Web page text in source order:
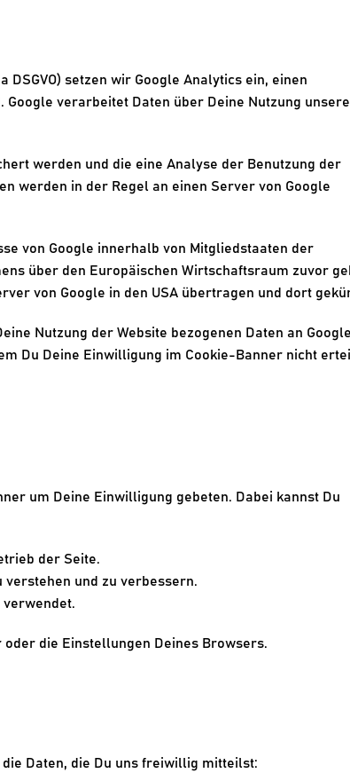
setzen wir Google Analytics ein, einen
Google verarbeitet Daten über Deine Nutzung
werden und die eine Analyse der Benutzung der
werden in der Regel an einen Server von Google
von Google innerhalb von Mitgliedstaaten der
über den Europäischen Wirtschaftsraum zuvor
von Google in den USA übertragen und dort
Nutzung der Website bezogenen Daten an
Du Deine Einwilligung im Cookie-Banner nicht
um Deine Einwilligung gebeten. Dabei kannst Du
der Seite.
verstehen und zu verbessern.
die Einstellungen Deines Browsers.
Daten, die Du uns freiwillig mitteilst: